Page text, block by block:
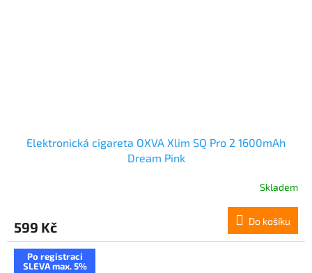
Elektronická cigareta OXVA Xlim SQ Pro 2 1600mAh
Dream Pink
Skladem
599 Kč Do košíku
Po registraci
SLEVA max. 5%